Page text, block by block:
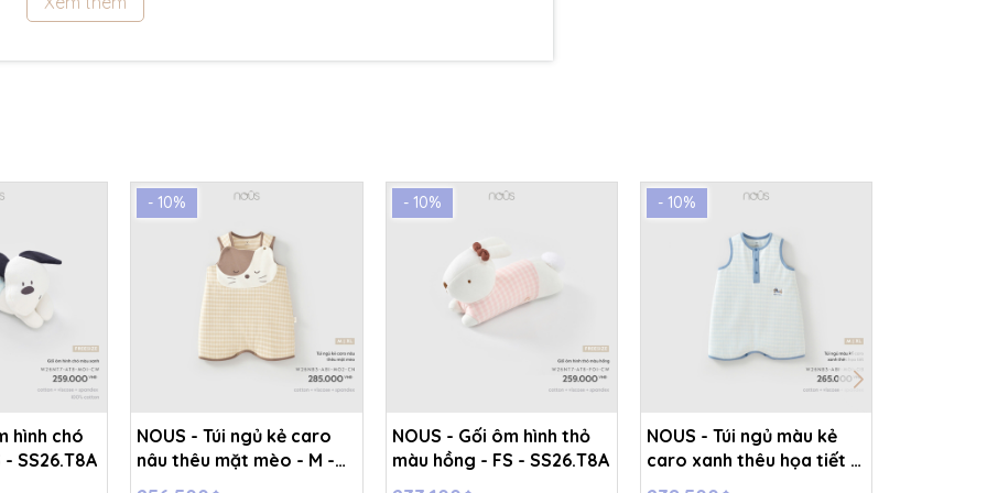
hình chó
SS26.T8A
- 10%
NOUS - Túi ngủ kẻ caro
nâu thêu mặt mèo - M -
- 10%
NOUS - Gối ôm hình thỏ
màu hồng - FS - SS26.T8A
- 10%
NOUS - Túi ngủ màu kẻ
caro xanh thêu họa tiết -